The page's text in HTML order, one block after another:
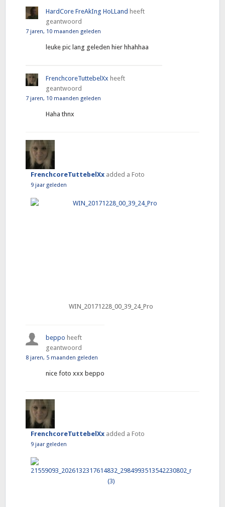
HardCore FreAkIng HoLLand heeft
geantwoord
7 jaren, 10 maanden geleden
leuke pic lang geleden hier hhahhaa
FrenchcoreTuttebelXx heeft
geantwoord
7 jaren, 10 maanden geleden
Haha thnx
FrenchcoreTuttebelXx added a Foto
9 jaar geleden
WIN_20171228_00_39_24_Pro
beppo heeft
geantwoord
8 jaren, 5 maanden geleden
nice foto xxx beppo
FrenchcoreTuttebelXx added a Foto
9 jaar geleden